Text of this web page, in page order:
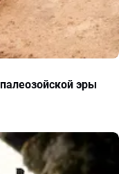
эры